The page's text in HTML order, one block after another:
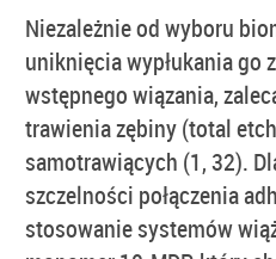
Niezależnie od wyboru
uniknięcia wypłukania go
wstępnego wiązania,
trawienia zębiny (total
samotrawiących (1, 32).
szczelności połączenia
stosowanie systemów